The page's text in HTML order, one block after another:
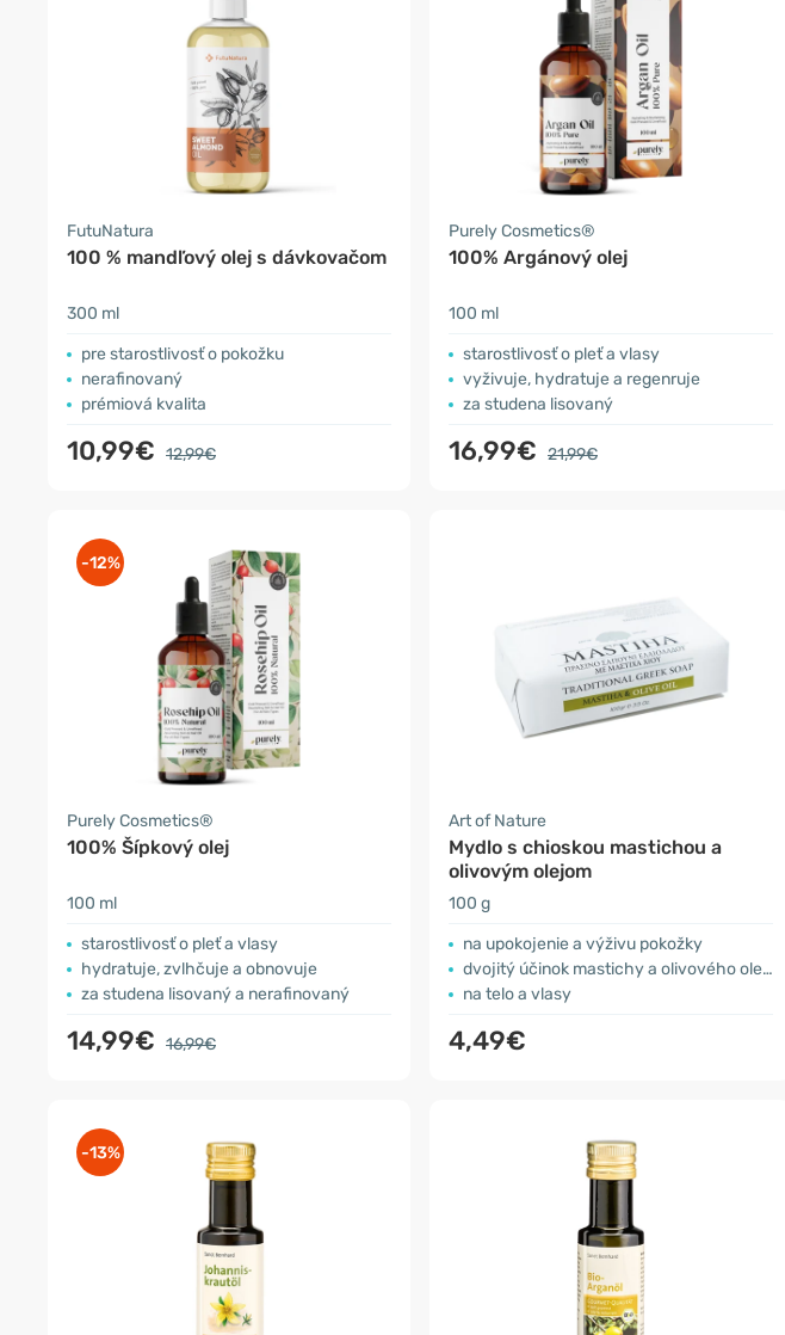
FutuNatura
100 % mandľový olej s dávkovačom
300 ml
pre starostlivosť o pokožku
nerafinovaný
prémiová kvalita
10,99€ 12,99€
Purely Cosmetics®
100% Argánový olej
100 ml
starostlivosť o pleť a vlasy
vyživuje, hydratuje a regenruje
za studena lisovaný
16,99€ 21,99€
-12%
Purely Cosmetics®
100% Šípkový olej
100 ml
starostlivosť o pleť a vlasy
hydratuje, zvlhčuje a obnovuje
za studena lisovaný a nerafinovaný
14,99€ 16,99€
Art of Nature
Mydlo s chioskou mastichou a
olivovým olejom
100 g
na upokojenie a výživu pokožky
dvojitý účinok mastichy a olivového oleja
na telo a vlasy
4,49€
-13%